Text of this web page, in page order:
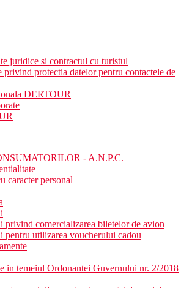
juridice si contractul cu turistul
privind protectia datelor pentru contactele de
DERTOUR
- A.N.P.C.
caracter personal
privind comercializarea biletelor de avion
pentru utilizarea voucherului cadou
in temeiul Ordonantei Guvernului nr. 2/2018